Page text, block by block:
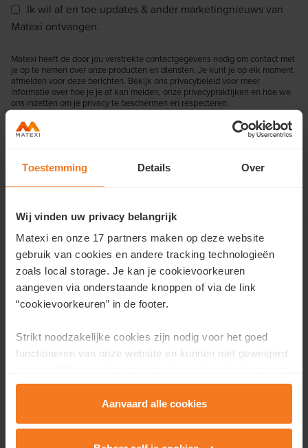
Toestemming Details Over
Wij vinden uw privacy belangrijk
Matexi en onze 17 partners maken op deze website
gebruik van cookies en andere tracking technologieën
zoals local storage. Je kan je cookievoorkeuren
aangeven via onderstaande knoppen of via de link
“cookievoorkeuren” in de footer.
Strikt noodzakelijke cookies zijn nodig voor het goed
functioneren van onze website en kunnen niet geweigerd
om onze website en dienstverlening te verbeteren.
Functionele cookies zorgen ervoor dat je de embedded
video’s van Vimeo kan afspelen en locaties via Google
Aanvaard alle cookies
Ik wil af en toe updates & ander marketingnieuws van
Matexi ontvangen.
Matexi heeft de door jou verstrekte contactgegevens nodig om contact met
je op te nemen over onze producten en diensten. Je kunt je op elk moment
afmelden voor deze berichten. Bekijk ons privacybeleid voor meer
informatie over hoe je je af kan melden, onze privacypraktijken en hoe we
ons inzetten om je privacy te beschermen en respecteren.
Ons aanbod
Te koop
Verhuis snel
Kijkwoningen en -appartementen
Onze troeven